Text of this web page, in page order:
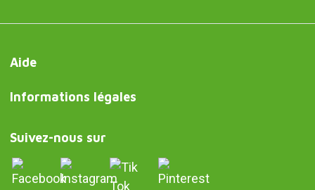
Aide
Informations légales
Suivez-nous sur